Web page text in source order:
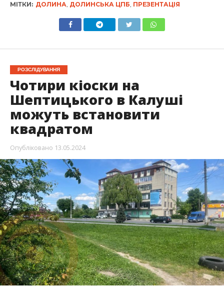
МІТКИ: ДОЛИНА, ДОЛИНСЬКА ЦПБ, ПРЕЗЕНТАЦІЯ
РОЗСЛІДУВАННЯ
Чотири кіоски на
Шептицького в Калуші
можуть встановити
квадратом
Опубліковано 13.05.2024